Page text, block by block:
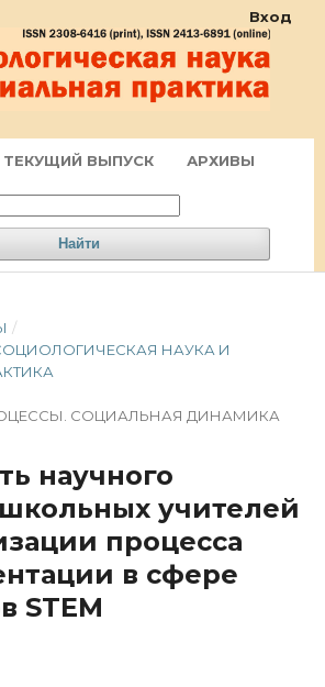
ТЕКУЩИЙ ВЫПУСК АРХИВЫ
Найти
Вход
/
СОЦИОЛОГИЧЕСКАЯ НАУКА И
СОЦИАЛЬНАЯ ДИНАМИКА
научного
учителей
процесса
в сфере
STEM